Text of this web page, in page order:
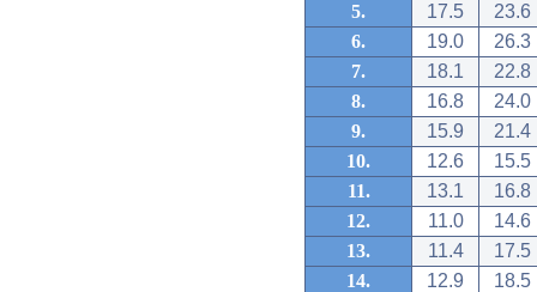
5.
17.5
23.6
6.
19.0
26.3
7.
18.1
22.8
8.
16.8
24.0
9.
15.9
21.4
10.
12.6
15.5
11.
13.1
16.8
12.
11.0
14.6
13.
11.4
17.5
14.
12.9
18.5